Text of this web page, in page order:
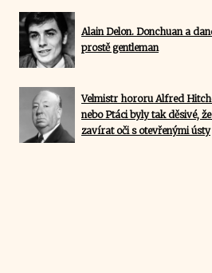
Alain Delon. Donchuan a
prostě gentleman
Velmistr hororu Alfred
nebo Ptáci byly tak děsivé,
zavírat oči s otevřenými ústy